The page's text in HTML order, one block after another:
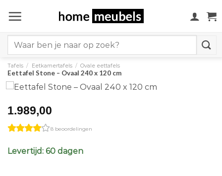
naar
for:
Tafels / Eetkamertafels / Ovale eettafels
Eettafel Stone – Ovaal 240 x 120 cm
1.989,00
8 beoordelingen
Levertijd: 60 dagen